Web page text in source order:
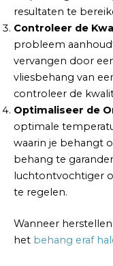
resultaten te
Controleer de
probleem
vervangen door
vliesbehang van
controleer de
Optimaliseer de
optimale
waarin je behangt
behang te
luchtontvochtiger
te regelen.
Wanneer
het behang eraf